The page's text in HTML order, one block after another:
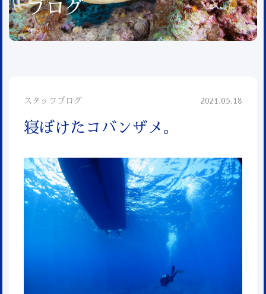
ブログ
スタッフブログ 2021.05.18
寝ぼけたコバンザメ。